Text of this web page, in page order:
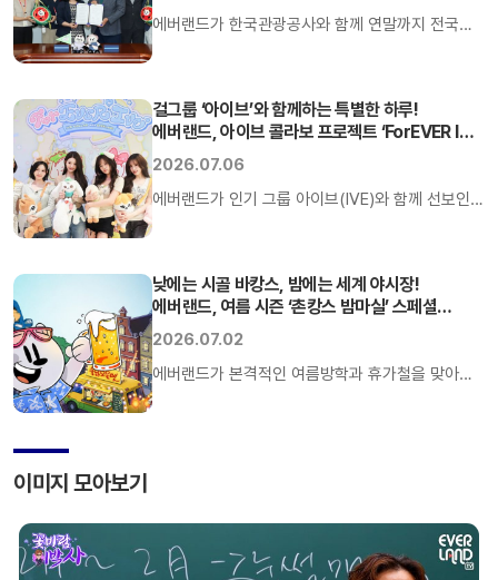
우리나라에서 자연번식으로 출생한 네 번째 암컷
에버랜드가 한국관광공사와 함께 연말까지 전국을
에버랜드는 강원도 원주 한국관광공사 사옥에서
‘루이·후이의 대한민국 구석구석’ 공동 캠페인을
위한 업무협약(MOU)을 체결했다고 밝혔다.
걸그룹 ‘아이브’와 함께하는 특별한 하루!
에버랜드, 아이브 콜라보 프로젝트 ‘ForEVER IVE’
화제
2026.07.06
에버랜드가 인기 그룹 아이브(IVE)와 함께 선보인
ForEVER IVE는 아이브의 매력과 에버랜드의
즐길거리를 결합한 특별 프로젝트로 어트랙션,
셔틀버스, 모바일 미션, 굿즈샵 등 에버랜드
곳곳에서 아이브를 다채롭게 경험할 수 있도록
낮에는 시골 바캉스, 밤에는 세계 야시장!
에버랜드, 여름 시즌 ‘촌캉스 밤마실’ 스페셜
이벤트 진행
2026.07.02
에버랜드가 본격적인 여름방학과 휴가철을 맞아
만끽하고, 밤에는 세계 각국의 야시장을 여행하듯
즐기며 하루 동안 색다른 여름 휴가를 경험할 수
이미지 모아보기